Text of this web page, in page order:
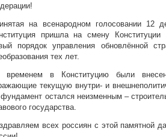
на всенародном голосовании 12
пришла на смену
порядок управления обновлённой
тех лет.
временем в Конституцию были
текущую внутри- и
остался неизменным –
государства.
всех россиян с этой памятной